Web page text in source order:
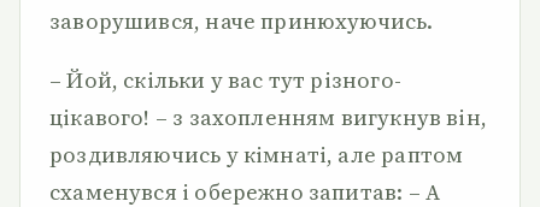
заворушився, наче принюхуючись.
– Йой, скільки у вас тут різного-
цікавого! – з захопленням вигукнув він,
роздивляючись у кімнаті, але раптом
схаменувся і обережно запитав: – А